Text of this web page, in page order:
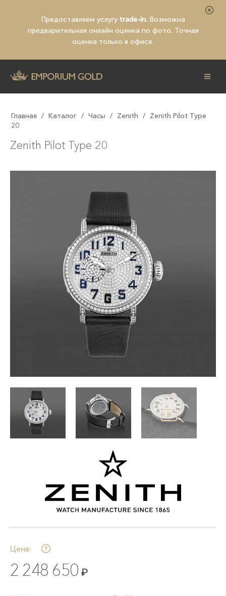
Предоставляем услугу trade-in. Возможна
предварительная онлайн оценка по фото. Точная
оценка только в офисе.
Главная / Каталог / Часы / Zenith / Zenith Pilot Type
20
Zenith Pilot Type 20
Цена:
2 248 650 ₽